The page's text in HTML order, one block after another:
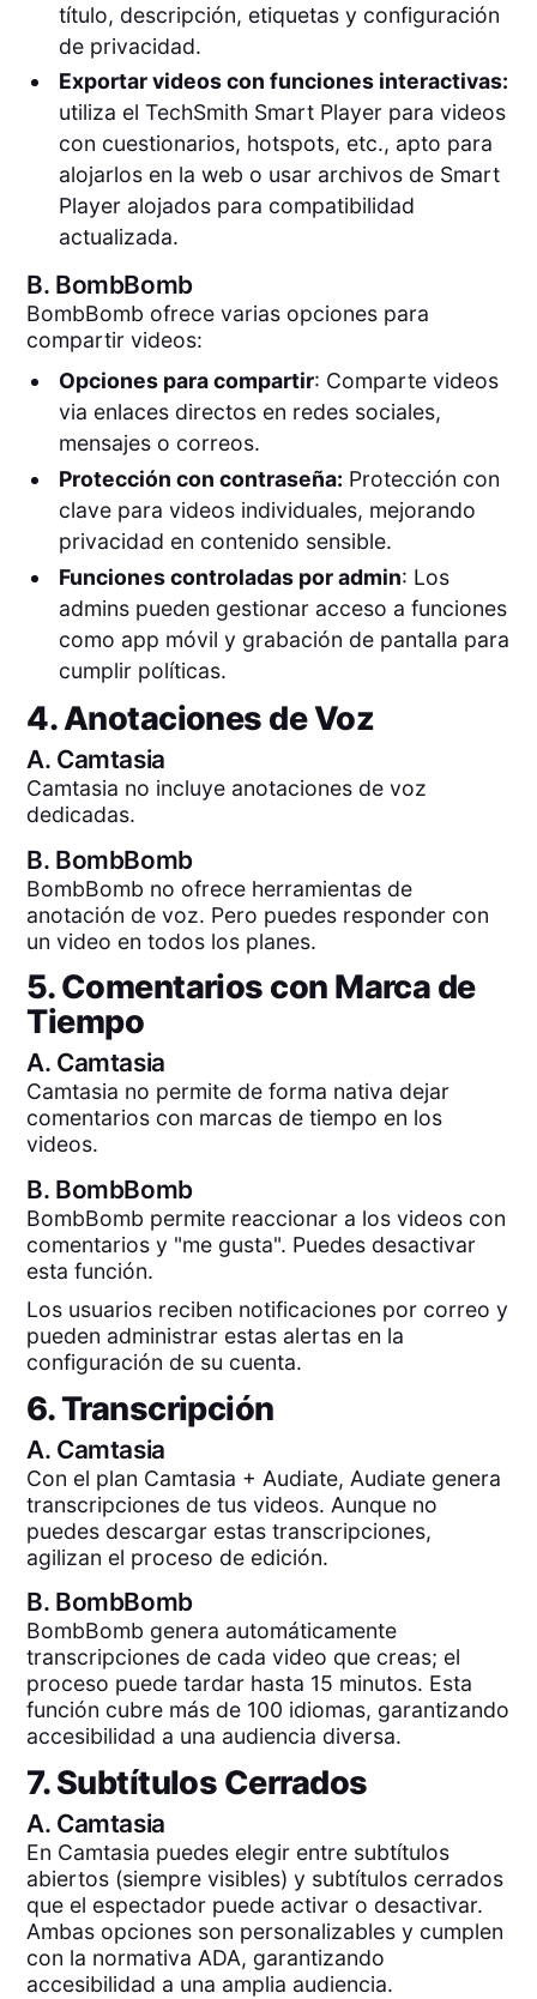
título, descripción, etiquetas y configuración
de privacidad.
Exportar videos con funciones interactivas:
utiliza el TechSmith Smart Player para videos
con cuestionarios, hotspots, etc., apto para
alojarlos en la web o usar archivos de Smart
Player alojados para compatibilidad
actualizada.
B. BombBomb
BombBomb ofrece varias opciones para
compartir videos:
Opciones para compartir: Comparte videos
via enlaces directos en redes sociales,
mensajes o correos.
Protección con contraseña: Protección con
clave para videos individuales, mejorando
privacidad en contenido sensible.
Funciones controladas por admin: Los
admins pueden gestionar acceso a funciones
como app móvil y grabación de pantalla para
cumplir políticas.
4. Anotaciones de Voz
A. Camtasia
Camtasia no incluye anotaciones de voz
dedicadas.
B. BombBomb
BombBomb no ofrece herramientas de
anotación de voz. Pero puedes responder con
un video en todos los planes.
5. Comentarios con Marca de
Tiempo
A. Camtasia
Camtasia no permite de forma nativa dejar
comentarios con marcas de tiempo en los
videos.
B. BombBomb
BombBomb permite reaccionar a los videos con
comentarios y "me gusta". Puedes desactivar
esta función.
Los usuarios reciben notificaciones por correo y
pueden administrar estas alertas en la
configuración de su cuenta.
6. Transcripción
A. Camtasia
Con el plan Camtasia + Audiate, Audiate genera
transcripciones de tus videos. Aunque no
puedes descargar estas transcripciones,
agilizan el proceso de edición.
B. BombBomb
BombBomb genera automáticamente
transcripciones de cada video que creas; el
proceso puede tardar hasta 15 minutos. Esta
función cubre más de 100 idiomas, garantizando
accesibilidad a una audiencia diversa.
7. Subtítulos Cerrados
A. Camtasia
En Camtasia puedes elegir entre subtítulos
abiertos (siempre visibles) y subtítulos cerrados
que el espectador puede activar o desactivar.
Ambas opciones son personalizables y cumplen
con la normativa ADA, garantizando
accesibilidad a una amplia audiencia.